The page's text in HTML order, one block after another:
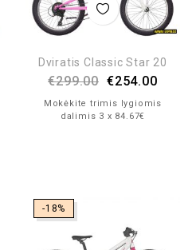
Dviratis Classic Star 20
€299.00 €254.00
Mokėkite trimis lygiomis
dalimis 3 x 84.67€
-18%